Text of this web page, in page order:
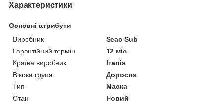
Характеристики
Основні атрибути
Виробник
Seac Sub
Гарантійний термін
12 міс
Країна виробник
Італія
Вікова група
Доросла
Тип
Маска
Стан
Новий